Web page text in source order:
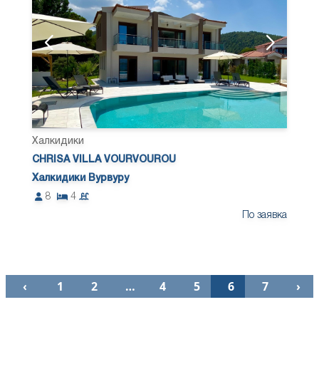
Халкидики
CHRISA VILLA VOURVOUROU
Халкидики Вурвуру
8
4
По заявка
‹ 1 2 … 4 5 6 7 ›